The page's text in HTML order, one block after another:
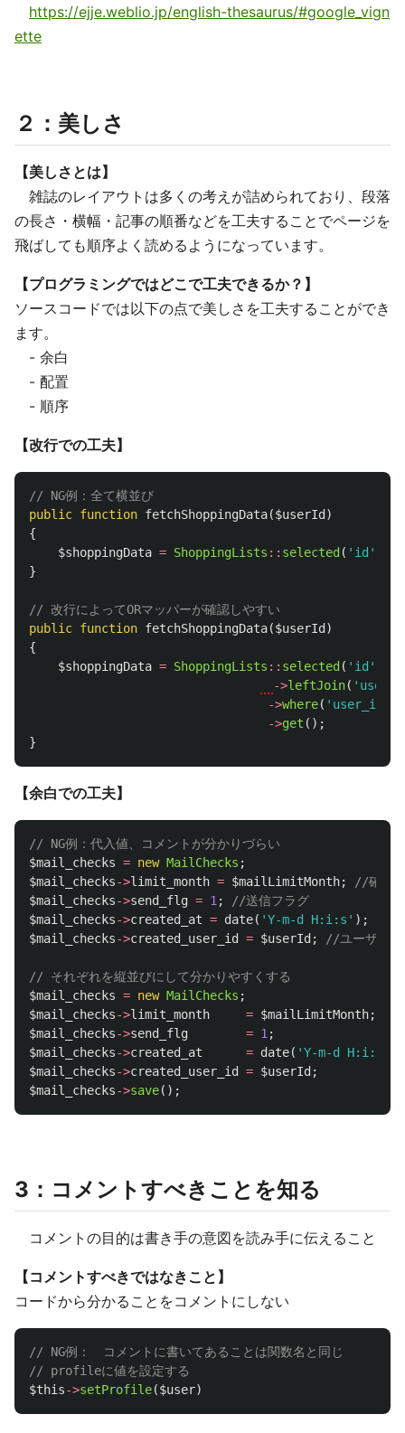
https://ejje.weblio.jp/english-thesaurus/#google_vign
ette
２：美しさ
【美しさとは】
雑誌のレイアウトは多くの考えが詰められており、段落
の長さ・横幅・記事の順番などを工夫することでページを
飛ばしても順序よく読めるようになっています。
【プログラミングではどこで工夫できるか？】
ソースコードでは以下の点で美しさを工夫することができ
ます。
- 余白
- 配置
- 順序
【改行での工夫】
// NG例：全て横並び
public function fetchShoppingData($userId)
{
$shoppingData = ShoppingLists :: selected( 'id'
}
// 改行によってORマッパーが確認しやすい
public function fetchShoppingData($userId)
{
$shoppingData = ShoppingLists :: selected( 'id'
->leftJoin( 'users'
->where( 'user_id'
->get ();
}
【余白での工夫】
// NG例：代入値、コメントが分かりづらい
$mail_checks = new MailChecks ;
$mail_checks->limit_month = $mailLimitMonth;
//確認
$mail_checks->send_flg = 1 ;
//送信フラグ
$mail_checks->created_at = date( 'Y-m-d H:i:s' );
$mail_checks->created_user_id = $userId; //ユーザーID
// それぞれを縦並びにして分かりやすくする
$mail_checks = new MailChecks ;
$mail_checks->limit_month = $mailLimitMonth;
$mail_checks->send_flg = 1 ;
$mail_checks->created_at = date( 'Y-m-d H:i:s'
$mail_checks->created_user_id = $userId;
$mail_checks->save();
3：コメントすべきことを知る
コメントの目的は書き手の意図を読み手に伝えること
【コメントすべきではなきこと】
コードから分かることをコメントにしない
// NG例：　コメントに書いてあることは関数名と同じ
// profileに値を設定する
$this->setProfile($user)